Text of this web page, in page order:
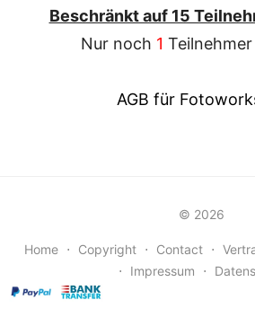
Beschränkt auf 15
Nur noch 1
AGB für
© 2026
Home ⋅ Copyright ⋅ Contact ⋅
⋅
Impressum ⋅